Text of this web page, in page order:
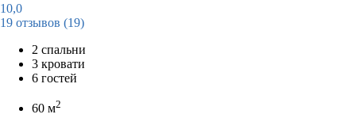
10,0
19 отзывов (19)
2 спальни
3 кровати
6 гостей
60 м2